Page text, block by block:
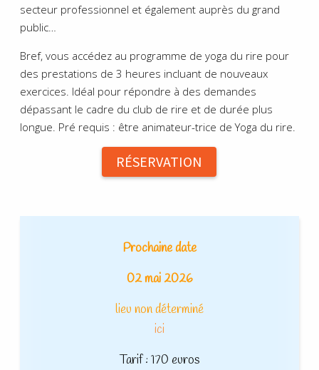
secteur professionnel et également auprès du grand
public…
Bref, vous accédez au programme de yoga du rire pour
des prestations de 3 heures incluant de nouveaux
exercices. Idéal pour répondre à des demandes
dépassant le cadre du club de rire et de durée plus
longue. Pré requis : être animateur-trice de Yoga du rire.
RÉSERVATION
Prochaine date
02 mai 2026
lieu non déterminé
ici
Tarif : 170 euros